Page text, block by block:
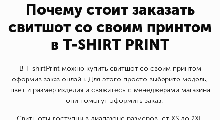
Почему стоит заказать
свитшот со своим принтом
в T-SHIRT PRINT
В T-shirtPrint можно купить свитшот со своим принтом
оформив заказ онлайн. Для этого просто выберите модель,
цвет и размер изделия и свяжитесь с менеджерами магазина
— они помогут оформить заказ.
Свитшоты доступны в диапазоне размеров, от XS до 2XL.